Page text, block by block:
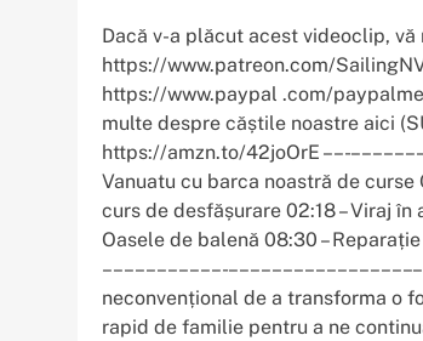
Dacă v-a plăcut acest videoclip,
https://www.patreon.com/
https://www.paypal .com/
multe despre căștile noastre aici
https://amzn.to/42joOrE ––-
Vanuatu cu barca noastră de curse
curs de desfășurare 02:18 – Viraj în
Oasele de balenă 08:30 –
–––––––––––-
neconvențional de a transforma o
rapid de familie pentru a ne